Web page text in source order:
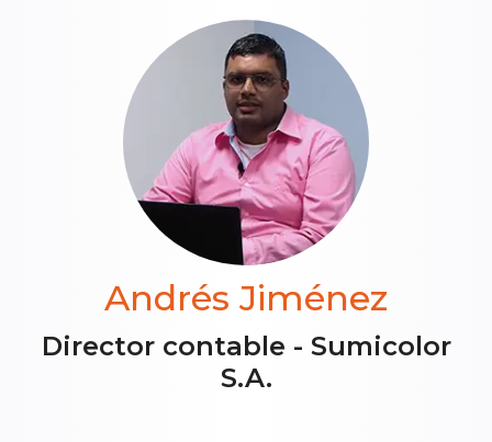
Andrés Jiménez
Director contable - Sumicolor
S.A.